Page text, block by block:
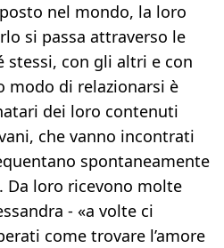
nel mondo, la loro
si passa attraverso le
stessi, con gli altri e con
modo di relazionarsi è
dei loro contenuti
che vanno incontrati
spontaneamente
Da loro ricevono molte
- «a volte ci
come trovare l’amore